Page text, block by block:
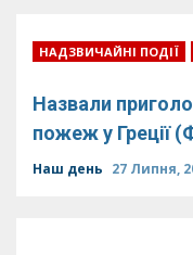
НАДЗВИЧАЙНІ ПОДІЇ
Назвали
пожеж у Греції
Наш день 27 Липня,